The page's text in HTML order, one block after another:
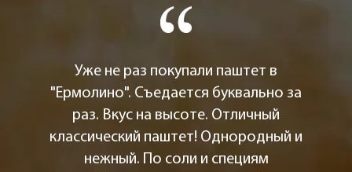
Уже не раз покупали паштет в
"Ермолино". Съедается буквально за
раз. Вкус на высоте. Отличный
классический паштет! Однородный и
нежный. По соли и специям